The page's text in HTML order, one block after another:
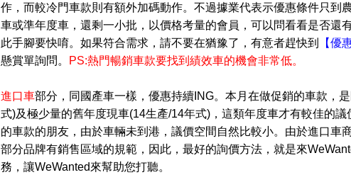
作，而較冷門車款則有額外加碼動作。不過據業代表示優惠條件只到
車或準年度車，還剩一小批，以價格考量的會員，可以問看看是否還
此手腳要快唷。如果符合需求，請不要在猶豫了，有意者趕快到
【優
懸賞單詢問。
PS:熱門暢銷車款要找到績效車的機會非常低。
進口車部分，同國產車一樣，優惠持續ING。本月在做促銷的車款，
式)及極少量的舊年度現車(14生產/14年式)，這類年度車才有較佳的議
的車款的朋友，由於車輛未到港，議價空間自然比較小。由於進口車
部分品牌有銷售區域的規範，因此，最好的詢價方法，就是來
務，讓WeWanted來幫助您打聽。